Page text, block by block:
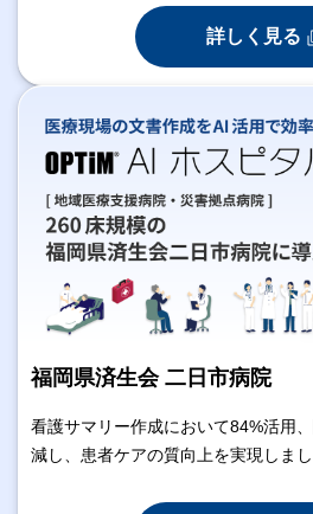
詳しく見る
福岡県済生会 二日市病院
看護サマリー作成において84%活用
減し、患者ケアの質向上を実現しまし